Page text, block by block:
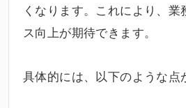
くなります。これにより、
ス向上が期待できます。
具体的には、以下のような点